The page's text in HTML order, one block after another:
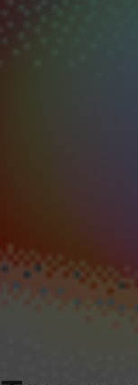
Магазин работ